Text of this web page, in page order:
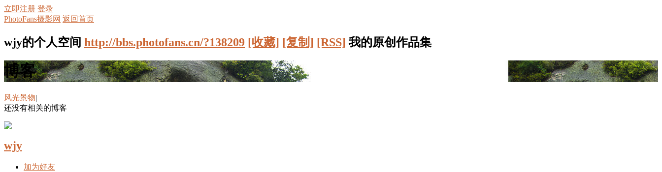
立即注册 登录
PhotoFans摄影网 返回首页
wjy的个人空间 http://bbs.photofans.cn/?138209 [收藏] [复制] [RSS] 我的原创作品集
博客
风光景物|
还没有相关的博客
wjy
加为好友